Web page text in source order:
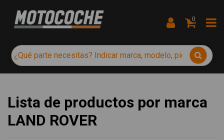
0
Lista de productos por marca
LAND ROVER